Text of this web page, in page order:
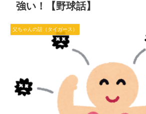
強い！【野球話】
父ちゃんの話（タイガース）